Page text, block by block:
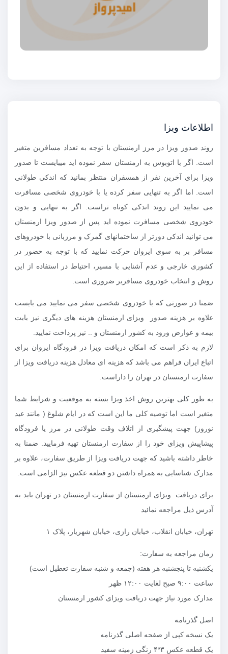
اطلاعات ویزا
روند صدور ویزا در مرز ارمنستان با توجه به تعداد مسافرین متغیر
است. اگر با اتوبوس به ارمنستان سفر نموده اید میبایست تا صدور
ویزا برای آخرین نفر از همسفران منتظر بمانید که اندکی طولانی
است. اما اگر به تنهایی سفر کرده یا با خودروی شخصی مسافرت
می نمایید این روند اندکی کوتاه تراست. اگر به تنهایی و بدون
خودروی شخصی مسافرت نموده اید پس از صدور ویزا ارمنستان
می توانید اندکی دورتر از ساختمانهای گمرک و مرزبانی با خودروهای
مسافر بر به سوی ایروان حرکت نمایید که با توجه به حضور در
کشوری خارجی و عدم آشنایی با مسیر، احتیاط در استفاده از این
روش و انتخاب خودروی مسافربر ضروری است.
ضمنا در صورتی که با خودروی شخصی سفر می نمایید می بایست
علاوه بر هزینه صدور ویزای ارمنستان هزینه های دیگری نیز بابت
بیمه و عوارض ورود به کشور ارمنستان و .. نیز پرداخت نمایید.
لازم به ذکر است که امکان دریافت ویزا در فرودگاه ایروان برای
اتباع ایران فراهم می باشد که هزینه ای معادل هزینه دریافت ویزا از
سفارت ارمنستان در تهران را داراست.
به طور کلی بهترین روش اخذ ویزا بسته به موقعیت و شرایط شما
متغیر است اما توصیه کلی ما این است که در ایام شلوغ ( مانند عید
نوروز) جهت پیشگیری از اتلاف وقت طولانی در مرز یا فرودگاه
پیشاپیش ویزای خود را از سفارت ارمنستان تهیه فرمایید. ضمنا به
خاطر داشته باشید که جهت دریافت ویزا از طریق سفارت، علاوه بر
مدارک شناسایی به همراه داشتن دو قطعه عکس نیز الزامی است.
برای دریافت ویزای ارمنستان از سفارت ارمنستان در تهران باید به
آدرس ذیل مراجعه نمائید
تهران، خیابان انقلاب، خیابان رازی، خیابان شهریار، پلاک ۱
زمان مراجعه به سفارت:
یکشنبه تا پنجشنبه هر هفته (جمعه و شنبه سفارت تعطیل است)
ساعت ۹:۰۰ صبح لغایت ۱۲:۰۰ ظهر
مدارک مورد نیاز جهت دریافت ویزای کشور ارمنستان
اصل گذرنامه
یک نسخه کپی از صفحه اصلی گذرنامه
یک قطعه عکس ۳*۴ رنگی زمینه سفید